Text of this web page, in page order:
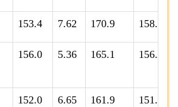
158.8
170.9
7.62
153.4
156.7
165.1
5.36
156.0
151.8
161.9
6.65
152.0